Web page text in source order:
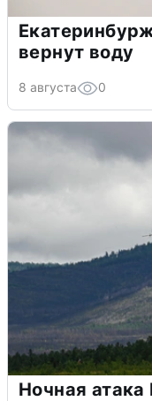
вернут воду
8 августа 0
Ночная